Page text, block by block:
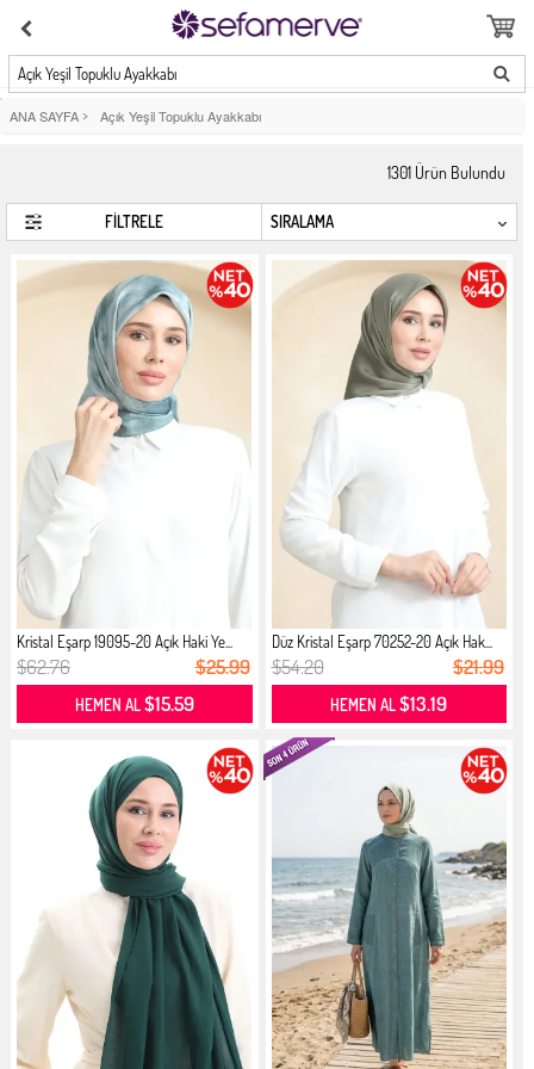
Açık Yeşil Topuklu Ayakkabı
ANA SAYFA > Açık Yeşil Topuklu Ayakkabı
1301 Ürün Bulundu
FİLTRELE
Kristal Eşarp 19095-20 Açık Haki Ye...
$62.76 $25.99
HEMEN AL$15.59
Düz Kristal Eşarp 70252-20 Açık Hak...
$54.20 $21.99
HEMEN AL$13.19